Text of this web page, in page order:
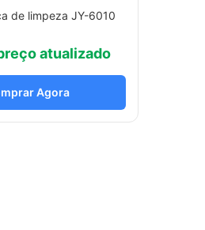
de limpeza JY-6010
atualizado
Agora